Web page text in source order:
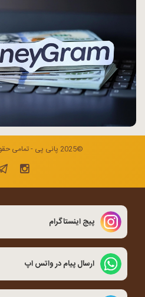
©2025 پانی پی - تمامی حقوق محفوظ می باشد.
پیج اینستاگرام
ارسال پیام در واتس اپ